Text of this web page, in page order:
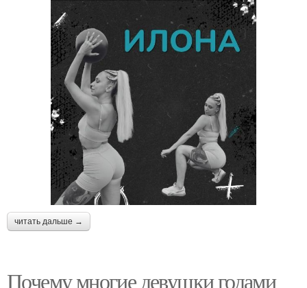
читать дальше →
Почему многие девушки годами